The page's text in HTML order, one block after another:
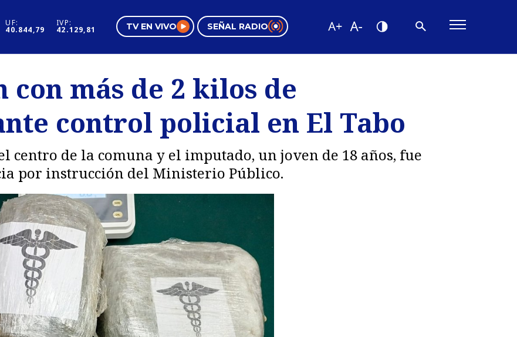
UF:
40.844,79
IVP:
42.129,81 TV EN VIVO SEÑAL RADIO
Negocios
Pura Mujer
Tendencias
Videos
con más de 2 kilos de
control policial en El Tabo
centro de la comuna y el imputado, un joven de 18 años, fue
por instrucción del Ministerio Público.